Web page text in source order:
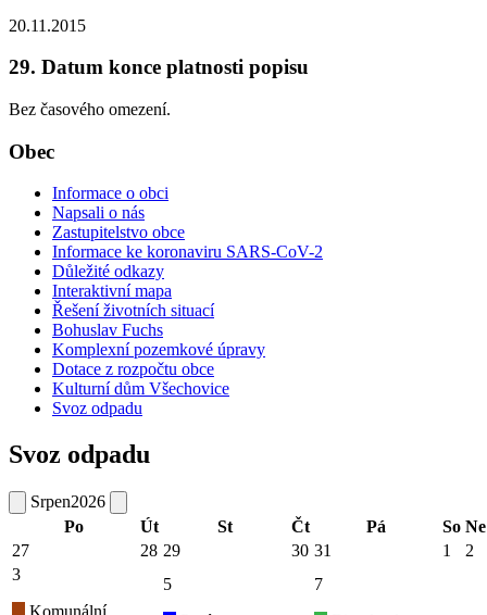
20.11.2015
29. Datum konce platnosti popisu
Bez časového omezení.
Obec
Informace o obci
Napsali o nás
Zastupitelstvo obce
Informace ke koronaviru SARS-CoV-2
Důležité odkazy
Interaktivní mapa
Řešení životních situací
Bohuslav Fuchs
Komplexní pozemkové úpravy
Dotace z rozpočtu obce
Kulturní dům Všechovice
Svoz odpadu
Svoz odpadu
Srpen2026
Po
Út St Čt Pá So Ne
27
28 29 30 31 1
2
3
5
7